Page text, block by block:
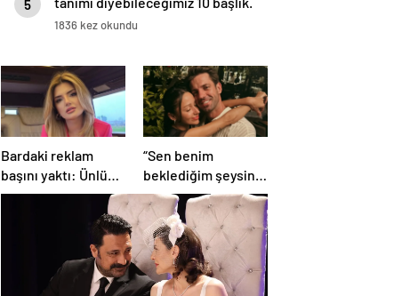
5
1836 kez okundu
Bardaki reklam
başını yaktı: Ünlü
şarkıcıya şok
Haberim yoktu…
“Sen benim
beklediğim şeysin”
Serkay Tüyüncü’den
Zeynep Bastık’a aşk
dolu 1. yıl kutlaması!